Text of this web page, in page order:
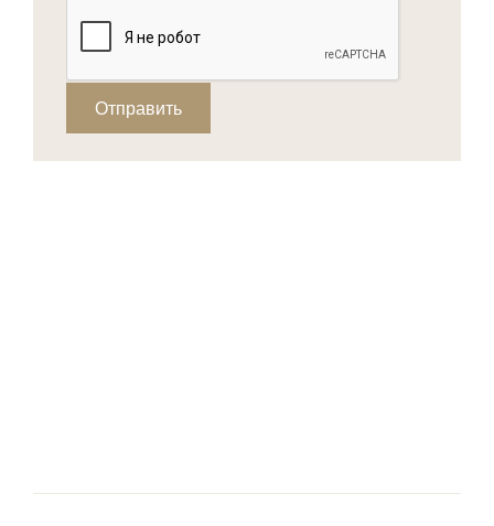
Отправить